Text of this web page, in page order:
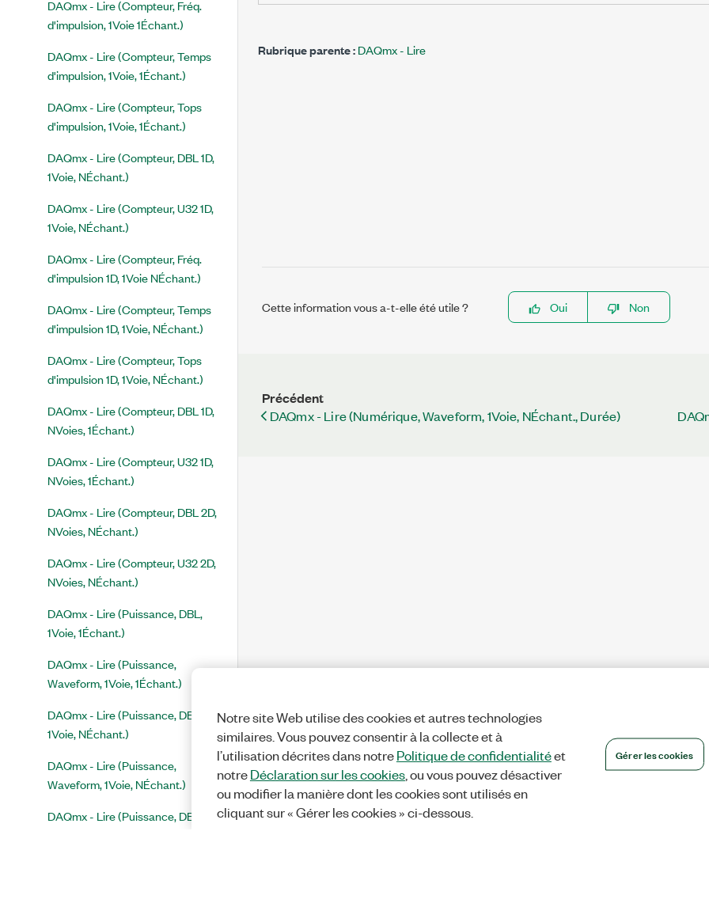
DAQmx - Lire (Compteur, Fréq.
d'impulsion, 1Voie 1Échant.)
DAQmx - Lire (Compteur, Temps
d'impulsion, 1Voie, 1Échant.)
DAQmx - Lire (Compteur, Tops
d'impulsion, 1Voie, 1Échant.)
DAQmx - Lire (Compteur, DBL 1D,
1Voie, NÉchant.)
DAQmx - Lire (Compteur, U32 1D,
1Voie, NÉchant.)
DAQmx - Lire (Compteur, Fréq.
d'impulsion 1D, 1Voie NÉchant.)
DAQmx - Lire (Compteur, Temps
d'impulsion 1D, 1Voie, NÉchant.)
DAQmx - Lire (Compteur, Tops
d'impulsion 1D, 1Voie, NÉchant.)
DAQmx - Lire (Compteur, DBL 1D,
NVoies, 1Échant.)
DAQmx - Lire (Compteur, U32 1D,
NVoies, 1Échant.)
DAQmx - Lire (Compteur, DBL 2D,
NVoies, NÉchant.)
DAQmx - Lire (Compteur, U32 2D,
NVoies, NÉchant.)
DAQmx - Lire (Puissance, DBL,
1Voie, 1Échant.)
DAQmx - Lire (Puissance,
Waveform, 1Voie, 1Échant.)
DAQmx - Lire (Puissance, DBL 1D,
1Voie, NÉchant.)
DAQmx - Lire (Puissance,
Waveform, 1Voie, NÉchant.)
DAQmx - Lire (Puissance, DBL 1D,
Rubrique parente :DAQmx - Lire
Cette information vous a-t-elle été utile ? Oui Non
Précédent
DAQmx - Lire (Numérique, Waveform, 1Voie, NÉchant., Durée)
Notre site Web utilise des cookies et autres technologies
similaires. Vous pouvez consentir à la collecte et à
l’utilisation décrites dans notrePolitique de confidentialitéet
notreDéclaration sur les cookies, ou vous pouvez désactiver
ou modifier la manière dont les cookies sont utilisés en
cliquant sur « Gérer les cookies » ci-dessous.
Gérer les cookies